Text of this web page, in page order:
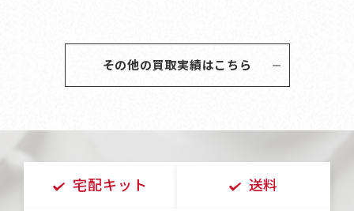
その他の買取実績はこちら
宅配キット 送料